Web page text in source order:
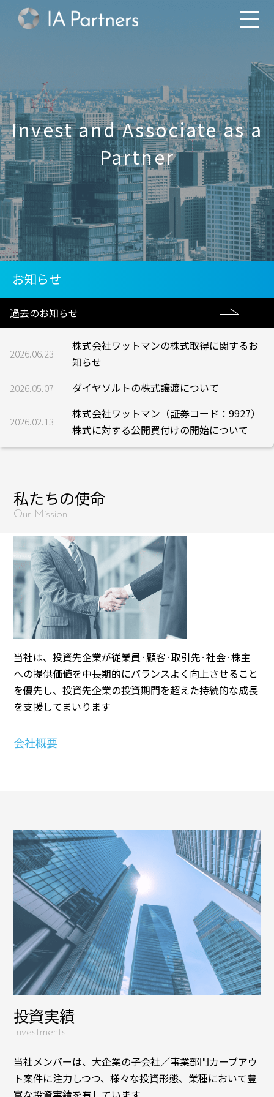
Invest and Associate as a
Partner
お知らせ
過去のお知らせ
2026.06.23
株式会社ワットマンの株式取得に関するお
知らせ
2026.05.07 ダイヤソルトの株式譲渡について
2026.02.13
株式会社ワットマン（証券コード：9927）
株式に対する公開買付けの開始について
私たちの使命
Our Mission
当社は、投資先企業が従業員·顧客·取引先·社会·株主
への提供価値を中長期的にバランスよく向上させること
を優先し、投資先企業の投資期間を超えた持続的な成長
を支援してまいります
会社概要
投資実績
Investments
当社メンバーは、大企業の子会社／事業部門カーブアウ
ト案件に注力しつつ、様々な投資形態、業種において豊